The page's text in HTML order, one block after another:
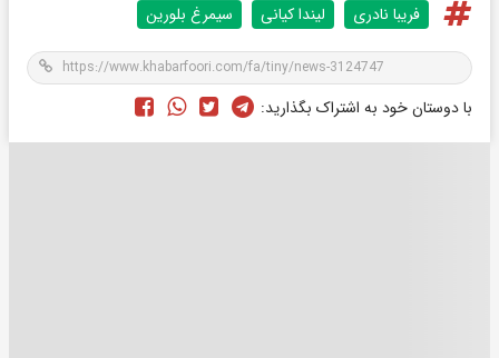
فریبا نادری لیندا کیانی سیمرغ بلورین
با دوستان خود به اشتراک بگذارید: